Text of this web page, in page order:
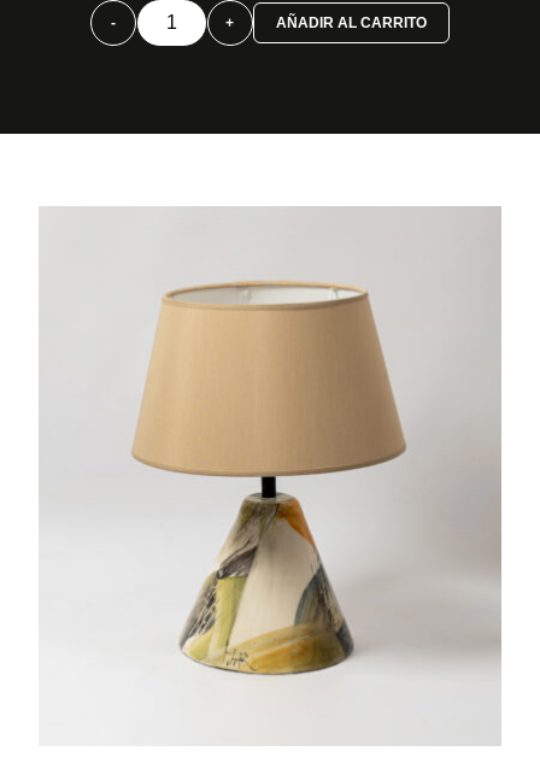
-
Lámpara
cónica
+ AÑADIR AL CARRITO